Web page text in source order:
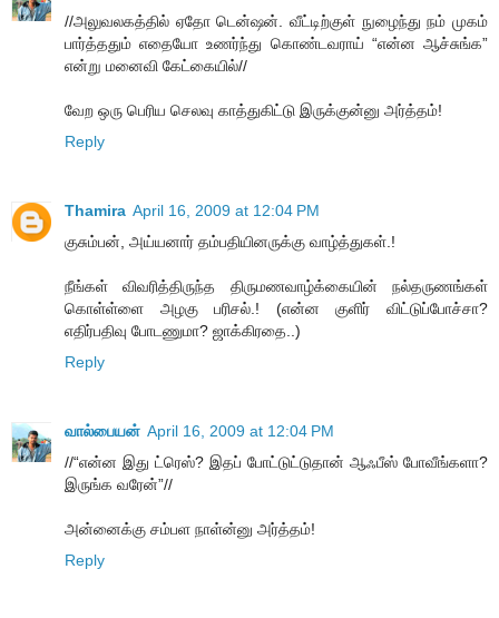
//அலுவலகத்தில் ஏதோ டென்ஷன். வீட்டிற்குள் நுழைந்து நம் முகம்
பார்த்ததும் எதையோ உணர்ந்து கொண்டவராய் “என்ன ஆச்சுங்க”
என்று மனைவி கேட்கையில்//
வேற ஒரு பெரிய செலவு காத்துகிட்டு இருக்குன்னு அர்த்தம்!
Reply
Thamira April 16, 2009 at 12:04 PM
குசும்பன், அய்யனார் தம்பதியினருக்கு வாழ்த்துகள்.!
நீங்கள் விவரித்திருந்த திருமணவாழ்க்கையின் நல்தருணங்கள்
கொள்ள்ளை அழகு பரிசல்.! (என்ன குளிர் விட்டுப்போச்சா?
எதிர்பதிவு போடணுமா? ஜாக்கிரதை..)
Reply
வால்பையன் April 16, 2009 at 12:04 PM
//“என்ன இது ட்ரெஸ்? இதப் போட்டுட்டுதான் ஆஃபீஸ் போவீங்களா?
இருங்க வரேன்”//
அன்னைக்கு சம்பள நாள்ன்னு அர்த்தம்!
Reply